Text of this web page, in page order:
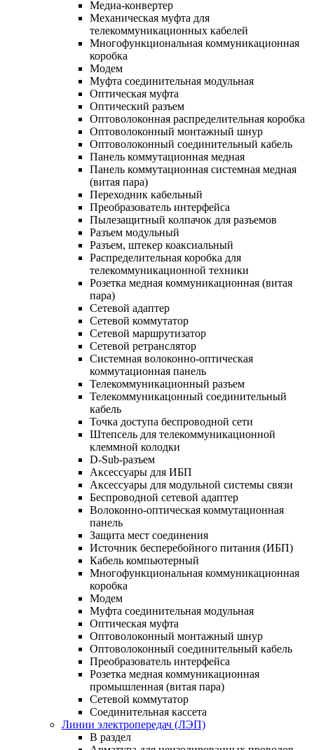
Медиа-конвертер
Механическая муфта для
телекоммуникационных кабелей
Многофункциональная коммуникационная
коробка
Модем
Муфта соединительная модульная
Оптическая муфта
Оптический разъем
Оптоволоконная распределительная коробка
Оптоволоконный монтажный шнур
Оптоволоконный соединительный кабель
Панель коммутационная медная
Панель коммутационная системная медная
(витая пара)
Переходник кабельный
Преобразователь интерфейса
Пылезащитный колпачок для разъемов
Разъем модульный
Разъем, штекер коаксиальный
Распределительная коробка для
телекоммуникационной техники
Розетка медная коммуникационная (витая
пара)
Сетевой адаптер
Сетевой коммутатор
Сетевой маршрутизатор
Сетевой ретранслятор
Системная волоконно-оптическая
коммутационная панель
Телекоммуникационный разъем
Телекоммуникацонный соединительный
кабель
Точка доступа беспроводной сети
Штепсель для телекоммуникационной
клеммной колодки
D-Sub-разъем
Аксессуары для ИБП
Аксессуары для модульной системы связи
Беспроводной сетевой адаптер
Волоконно-оптическая коммутационная
панель
Защита мест соединения
Источник бесперебойного питания (ИБП)
Кабель компьютерный
Многофункциональная коммуникационная
коробка
Модем
Муфта соединительная модульная
Оптическая муфта
Оптоволоконный монтажный шнур
Оптоволоконный соединительный кабель
Преобразователь интерфейса
Розетка медная коммуникационная
промышленная (витая пара)
Сетевой коммутатор
Соединительная кассета
Линии электропередач (ЛЭП)
В раздел